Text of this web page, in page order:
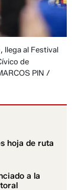
llega al Festival
de
PIN /
hoja de ruta
a la